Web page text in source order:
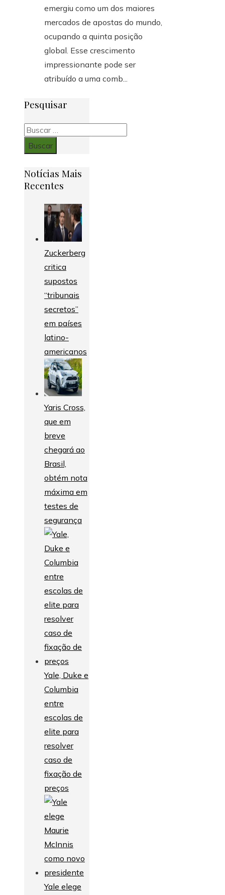
emergiu como um dos maiores
mercados de apostas do mundo,
ocupando a quinta posição
global. Esse crescimento
impressionante pode ser
atribuído a uma comb...
Pesquisar
Buscar:
Notícias Mais
Recentes
Zuckerberg
critica
supostos
“tribunais
secretos”
em países
latino-
americanos
Yaris Cross,
que em
breve
chegará ao
Brasil,
obtém nota
máxima em
testes de
segurança
Yale, Duke e
Columbia
entre
escolas de
elite para
resolver
caso de
fixação de
preços
Yale elege